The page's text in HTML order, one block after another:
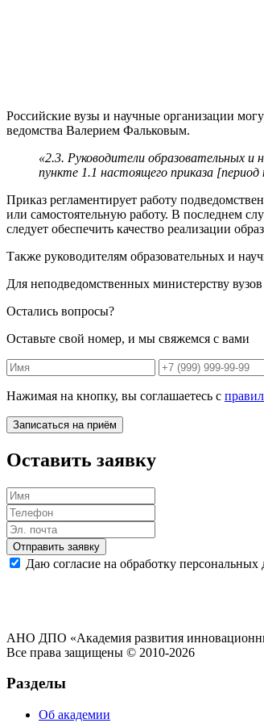
Российские вузы и научные организации
ведомства Валерием Фальковым.
«2.3. Руководители образовательных и
пункте 1.1 настоящего приказа
Приказ регламентирует работу
или самостоятельную работу. В последнем
следует обеспечить качество реализации
Также руководителям образовательных и
Для неподведомственных министерству
Остались вопросы?
Оставьте свой номер, и мы свяжемся с вами
Нажимая на кнопку, вы соглашаетесь с
Записаться на приём
Оставить заявку
Отправить заявку
Даю согласие на обработку персональных
АНО ДПО «Академия развития
Все права защищены © 2010-2026
Разделы
Об академии